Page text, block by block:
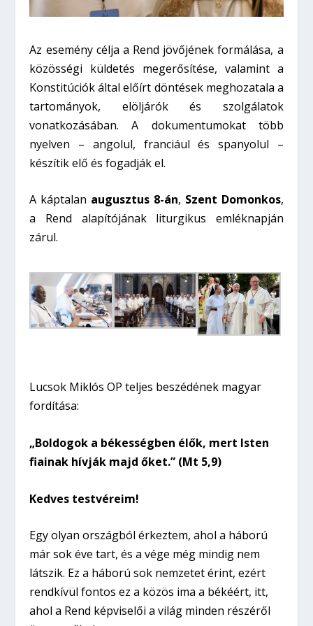
Az esemény célja a Rend jövőjének formálása, a
közösségi küldetés megerősítése, valamint a
Konstitúciók által előírt döntések meghozatala a
tartományok, elöljárók és szolgálatok
vonatkozásában. A dokumentumokat több
nyelven – angolul, franciául és spanyolul –
készítik elő és fogadják el.
A káptalan augusztus 8-án, Szent Domonkos,
a Rend alapítójának liturgikus emléknapján
zárul.
Lucsok Miklós OP teljes beszédének magyar
fordítása:
„Boldogok a békességben élők, mert Isten
fiainak hívják majd őket.” (Mt 5,9)
Kedves testvéreim!
Egy olyan országból érkeztem, ahol a háború
már sok éve tart, és a vége még mindig nem
látszik. Ez a háború sok nemzetet érint, ezért
rendkívül fontos ez a közös ima a békéért, itt,
ahol a Rend képviselői a világ minden részéről